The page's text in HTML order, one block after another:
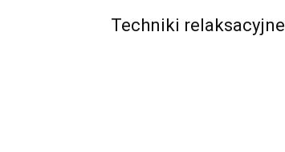
Techniki relaksacyjne